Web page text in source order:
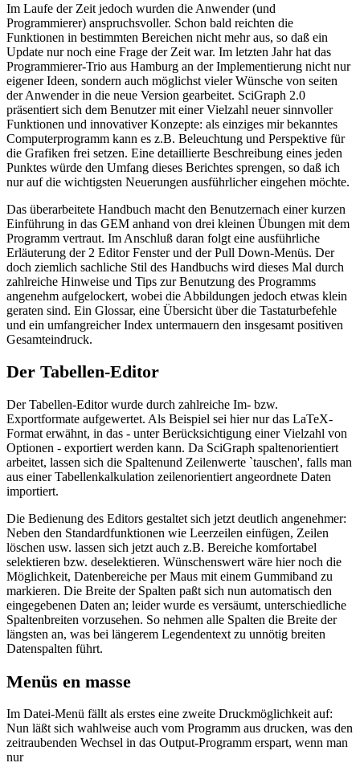
Im Laufe der Zeit jedoch wurden die Anwender (und
Programmierer) anspruchsvoller. Schon bald reichten die
Funktionen in bestimmten Bereichen nicht mehr aus, so daß ein
Update nur noch eine Frage der Zeit war. Im letzten Jahr hat das
Programmierer-Trio aus Hamburg an der Implementierung nicht nur
eigener Ideen, sondern auch möglichst vieler Wünsche von seiten
der Anwender in die neue Version gearbeitet. SciGraph 2.0
präsentiert sich dem Benutzer mit einer Vielzahl neuer sinnvoller
Funktionen und innovativer Konzepte: als einziges mir bekanntes
Computerprogramm kann es z.B. Beleuchtung und Perspektive für
die Grafiken frei setzen. Eine detaillierte Beschreibung eines jeden
Punktes würde den Umfang dieses Berichtes sprengen, so daß ich
nur auf die wichtigsten Neuerungen ausführlicher eingehen möchte.
Das überarbeitete Handbuch macht den Benutzernach einer kurzen
Einführung in das GEM anhand von drei kleinen Übungen mit dem
Programm vertraut. Im Anschluß daran folgt eine ausführliche
Erläuterung der 2 Editor Fenster und der Pull Down-Menüs. Der
doch ziemlich sachliche Stil des Handbuchs wird dieses Mal durch
zahlreiche Hinweise und Tips zur Benutzung des Programms
angenehm aufgelockert, wobei die Abbildungen jedoch etwas klein
geraten sind. Ein Glossar, eine Übersicht über die Tastaturbefehle
und ein umfangreicher Index untermauern den insgesamt positiven
Gesamteindruck.
Der Tabellen-Editor
Der Tabellen-Editor wurde durch zahlreiche Im- bzw.
Exportformate aufgewertet. Als Beispiel sei hier nur das LaTeX-
Format erwähnt, in das - unter Berücksichtigung einer Vielzahl von
Optionen - exportiert werden kann. Da SciGraph spaltenorientiert
arbeitet, lassen sich die Spaltenund Zeilenwerte `tauschen', falls man
aus einer Tabellenkalkulation zeilenorientiert angeordnete Daten
importiert.
Die Bedienung des Editors gestaltet sich jetzt deutlich angenehmer:
Neben den Standardfunktionen wie Leerzeilen einfügen, Zeilen
löschen usw. lassen sich jetzt auch z.B. Bereiche komfortabel
selektieren bzw. deselektieren. Wünschenswert wäre hier noch die
Möglichkeit, Datenbereiche per Maus mit einem Gummiband zu
markieren. Die Breite der Spalten paßt sich nun automatisch den
eingegebenen Daten an; leider wurde es versäumt, unterschiedliche
Spaltenbreiten vorzusehen. So nehmen alle Spalten die Breite der
längsten an, was bei längerem Legendentext zu unnötig breiten
Datenspalten führt.
Menüs en masse
Im Datei-Menü fällt als erstes eine zweite Druckmöglichkeit auf:
Nun läßt sich wahlweise auch vom Programm aus drucken, was den
zeitraubenden Wechsel in das Output-Programm erspart, wenn man
nur